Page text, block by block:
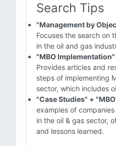
Search Tips
"Management by
Focuses the search on
in the oil and gas
"MBO
Provides articles and
steps of implementing
sector, which includes
"Case Studies" +
examples of
in the oil & gas sector,
and lessons learned.